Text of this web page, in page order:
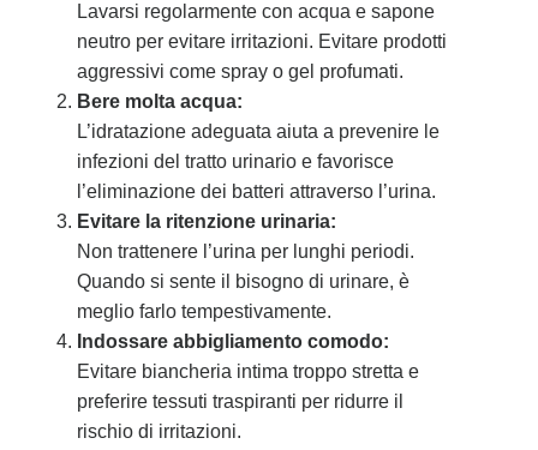
Lavarsi regolarmente con acqua e sapone
neutro per evitare irritazioni. Evitare prodotti
aggressivi come spray o gel profumati.
Bere molta acqua:
L’idratazione adeguata aiuta a prevenire le
infezioni del tratto urinario e favorisce
l’eliminazione dei batteri attraverso l’urina.
Evitare la ritenzione urinaria:
Non trattenere l’urina per lunghi periodi.
Quando si sente il bisogno di urinare, è
meglio farlo tempestivamente.
Indossare abbigliamento comodo:
Evitare biancheria intima troppo stretta e
preferire tessuti traspiranti per ridurre il
rischio di irritazioni.